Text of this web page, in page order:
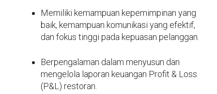
Memiliki kemampuan kepemimpinan yang
baik, kemampuan komunikasi yang efektif,
dan fokus tinggi pada kepuasan pelanggan.
Berpengalaman dalam menyusun dan
mengelola laporan keuangan Profit & Loss
(P&L) restoran.